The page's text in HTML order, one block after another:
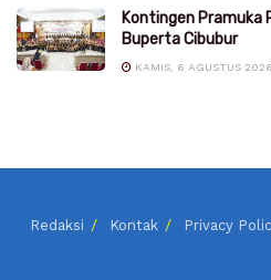
Kontingen Pramuka
Buperta Cibubur
KAMIS, 6 AGUSTUS
Redaksi Kontak Privacy